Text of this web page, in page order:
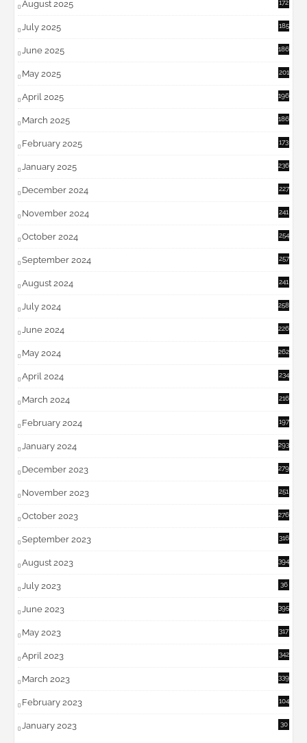
August 2025 172
July 2025 185
June 2025 186
May 2025 201
April 2025 196
March 2025 186
February 2025 173
January 2025 236
December 2024 227
November 2024 241
October 2024 254
September 2024 257
August 2024 241
July 2024 258
June 2024 226
May 2024 262
April 2024 234
March 2024 216
February 2024 197
January 2024 293
December 2023 279
November 2023 251
October 2023 276
September 2023 316
August 2023 394
July 2023
36
June 2023 395
May 2023 317
April 2023 342
March 2023 339
February 2023 104
January 2023 30